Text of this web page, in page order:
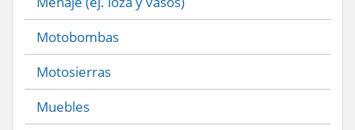
Motobombas
Motosierras
Muebles